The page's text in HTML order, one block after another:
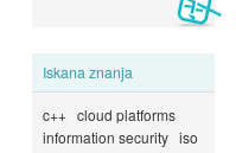
Iskana znanja
c++ cloud platforms
information security iso